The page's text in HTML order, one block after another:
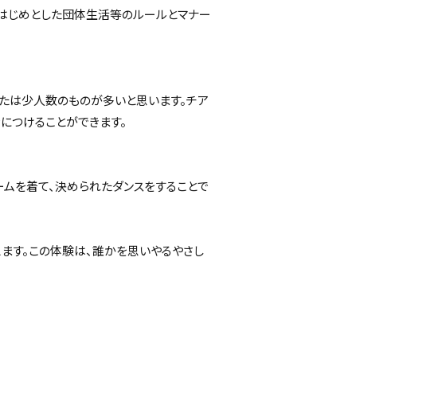
めとした団体生活等のルールとマナー
は少人数のものが多いと思います。チア
けることができます。
を着て、決められたダンスをすることで
。この体験は、誰かを思いやるやさし